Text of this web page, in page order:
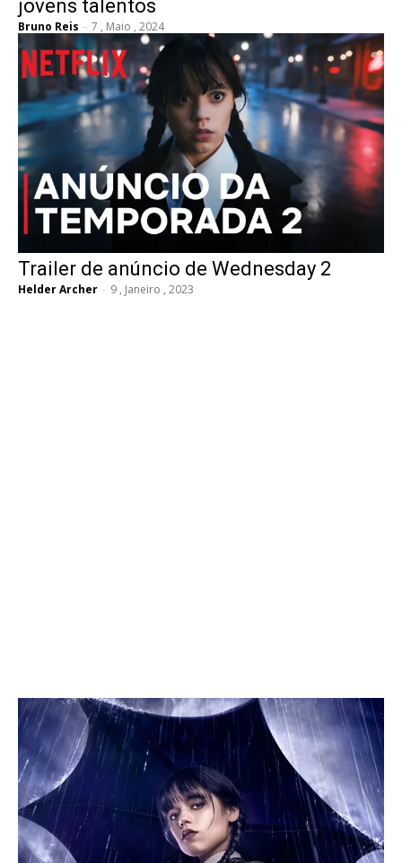
jovens talentos
Bruno Reis - 7 , Maio , 2024
Trailer de anúncio de Wednesday 2
Helder Archer - 9 , Janeiro , 2023